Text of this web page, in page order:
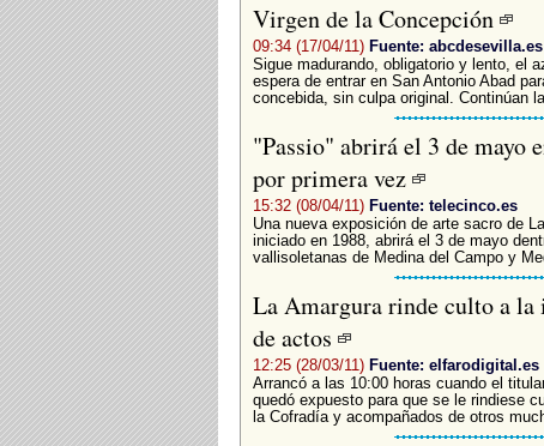
Virgen de la Concepción
09:34 (17/04/11) Fuente: abcdesevilla.es
Sigue madurando, obligatorio y lento, el
espera de entrar en San Antonio Abad
concebida, sin culpa original. Continúan
"Passio" abrirá el 3 de mayo
por primera vez
15:32 (08/04/11) Fuente: telecinco.es
Una nueva exposición de arte sacro de
iniciado en 1988, abrirá el 3 de mayo
vallisoletanas de Medina del Campo y
La Amargura rinde culto a
de actos
12:25 (28/03/11) Fuente: elfarodigital.es
Arrancó a las 10:00 horas cuando el
quedó expuesto para que se le rindiese
la Cofradía y acompañados de otros